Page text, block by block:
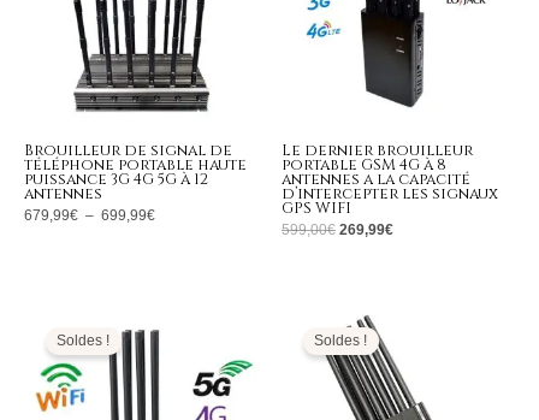
Brouilleur de signal de
téléphone portable haute
puissance 3G 4G 5G à 12
antennes
679,99€ – 699,99€
Le dernier brouilleur
portable GSM 4G à 8
antennes a la capacité
d’intercepter les signaux
GPS WIFI
599,00€ 269,99€
Soldes !initial
était :
1.399,00€.
actuel
689,99€.
Soldes !
prix
initial
était :
1.399,00€.